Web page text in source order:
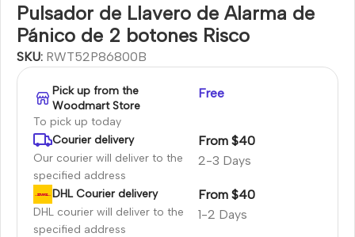
Pulsador de Llavero de Alarma de
Pánico de 2 botones Risco
SKU: RWT52P86800B
Pick up from the
Woodmart Store
To pick up today
Free
Courier delivery
Our courier will deliver to the
specified address
2-3 Days
From $40
DHL Courier delivery
DHL courier will deliver to the
specified address
1-2 Days
From $40